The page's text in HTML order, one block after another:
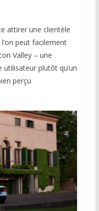
attirer une clientèle
peut facilement
Valley – une
utilisateur plutôt qu’un
perçu